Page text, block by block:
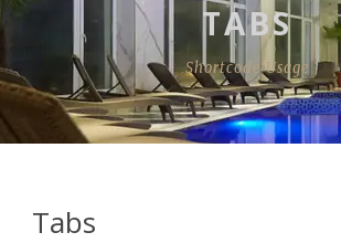
TABS
Shortcode Usage
Tabs